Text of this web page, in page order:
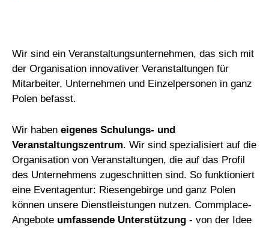
Wir sind ein Veranstaltungsunternehmen, das sich mit
der Organisation innovativer Veranstaltungen für
Mitarbeiter, Unternehmen und Einzelpersonen in ganz
Polen befasst.
Wir habeneigenes Schulungs- und
Veranstaltungszentrum. Wir sind spezialisiert auf die
Organisation von Veranstaltungen, die auf das Profil
des Unternehmens zugeschnitten sind. So funktioniert
eine Eventagentur: Riesengebirge und ganz Polen
können unsere Dienstleistungen nutzen. Commplace-
Angebote umfassende Unterstützung - von der Idee